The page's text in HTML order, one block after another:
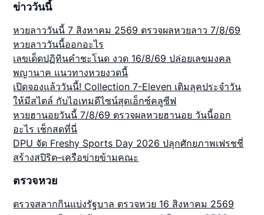
ข่าววันนี้
หวยลาววันนี้ 7 สิงหาคม 2569 ตรวจผลหวยลาว 7/8/69
หวยลาววันนี้ออกอะไร
เลขเด็ดปฏิทินคำชะโนด งวด 16/8/69 ปล่อยเลขมงคล
พญานาค แนวทางหวยงวดนี้
เปิดจองแล้ววันนี้! Collection 7-Eleven เติมลุคประจำวัน
ให้มีสไตล์ กับไอเทมดีไซน์สุดเอ็กซ์คลูซีฟ
หวยฮานอยวันนี้ 7/8/69 ตรวจผลหวยฮานอย วันนี้ออก
อะไร เช็กสดที่นี่
DPU จัด Freshy Sports Day 2026 ปลุกศักยภาพเฟรชชี่
สร้างสปิริต–เครือข่ายข้ามคณะ
ตรวจหวย
ตรวจสลากกินแบ่งรัฐบาล ตรวจหวย 16 สิงหาคม 2569